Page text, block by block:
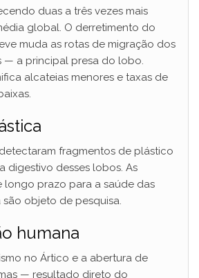
duas a três vezes mais
global. O derretimento do
muda as rotas de migração dos
— a principal presa do lobo.
alcateias menores e taxas de
fragmentos de plástico
digestivo desses lobos. As
longo prazo para a saúde das
objeto de pesquisa.
humana
no Ártico e a abertura de
— resultado direto do